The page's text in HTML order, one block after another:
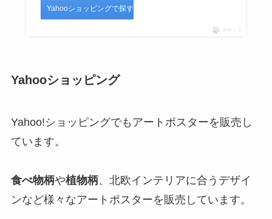
Yahooショッピングで探す
ポチップ
Yahooショッピング
Yahoo!ショッピングでもアートポスターを販売し
ています。
食べ物柄や植物柄、北欧インテリアに合うデザイ
ンなど様々なアートポスターを販売しています。